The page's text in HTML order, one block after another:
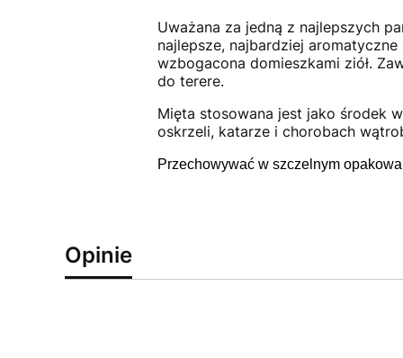
Uważana za jedną z najlepszych
najlepsze, najbardziej
wzbogacona domieszkami ziół.
do terere.
Mięta stosowana jest jako środek
oskrzeli, katarze i chorobach
Przechowywać w szczelnym
Opinie